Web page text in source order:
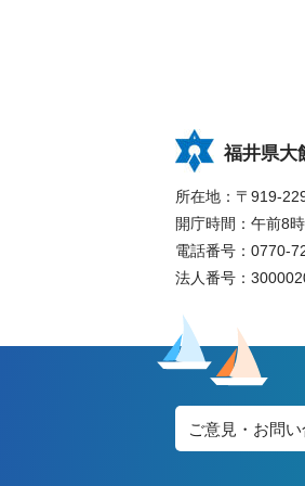
福井県大
所在地：〒919-
開庁時間：午前8
電話番号：0770-
法人番号：
ご意見・お問